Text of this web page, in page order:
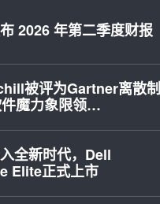
2026 年第二季度财报
被评为Gartner离散制
魔力象限领…
全新时代，Dell
Elite正式上市